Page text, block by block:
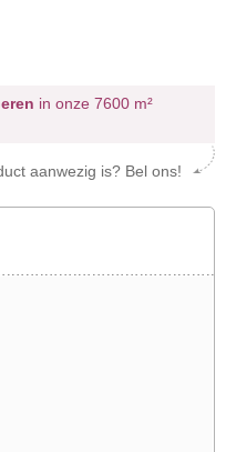
in onze 7600 m²
aanwezig is? Bel ons!